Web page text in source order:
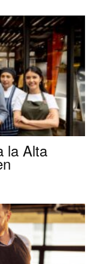
la Alta